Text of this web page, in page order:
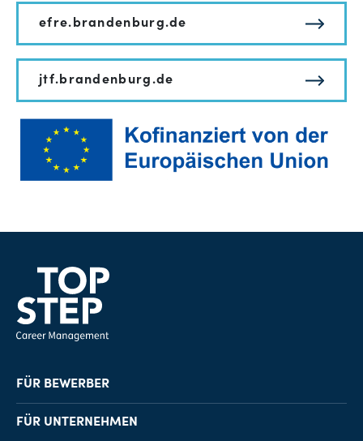
efre.brandenburg.de
jtf.brandenburg.de
FÜR BEWERBER
Job-Finder
FÜR UNTERNEHMEN